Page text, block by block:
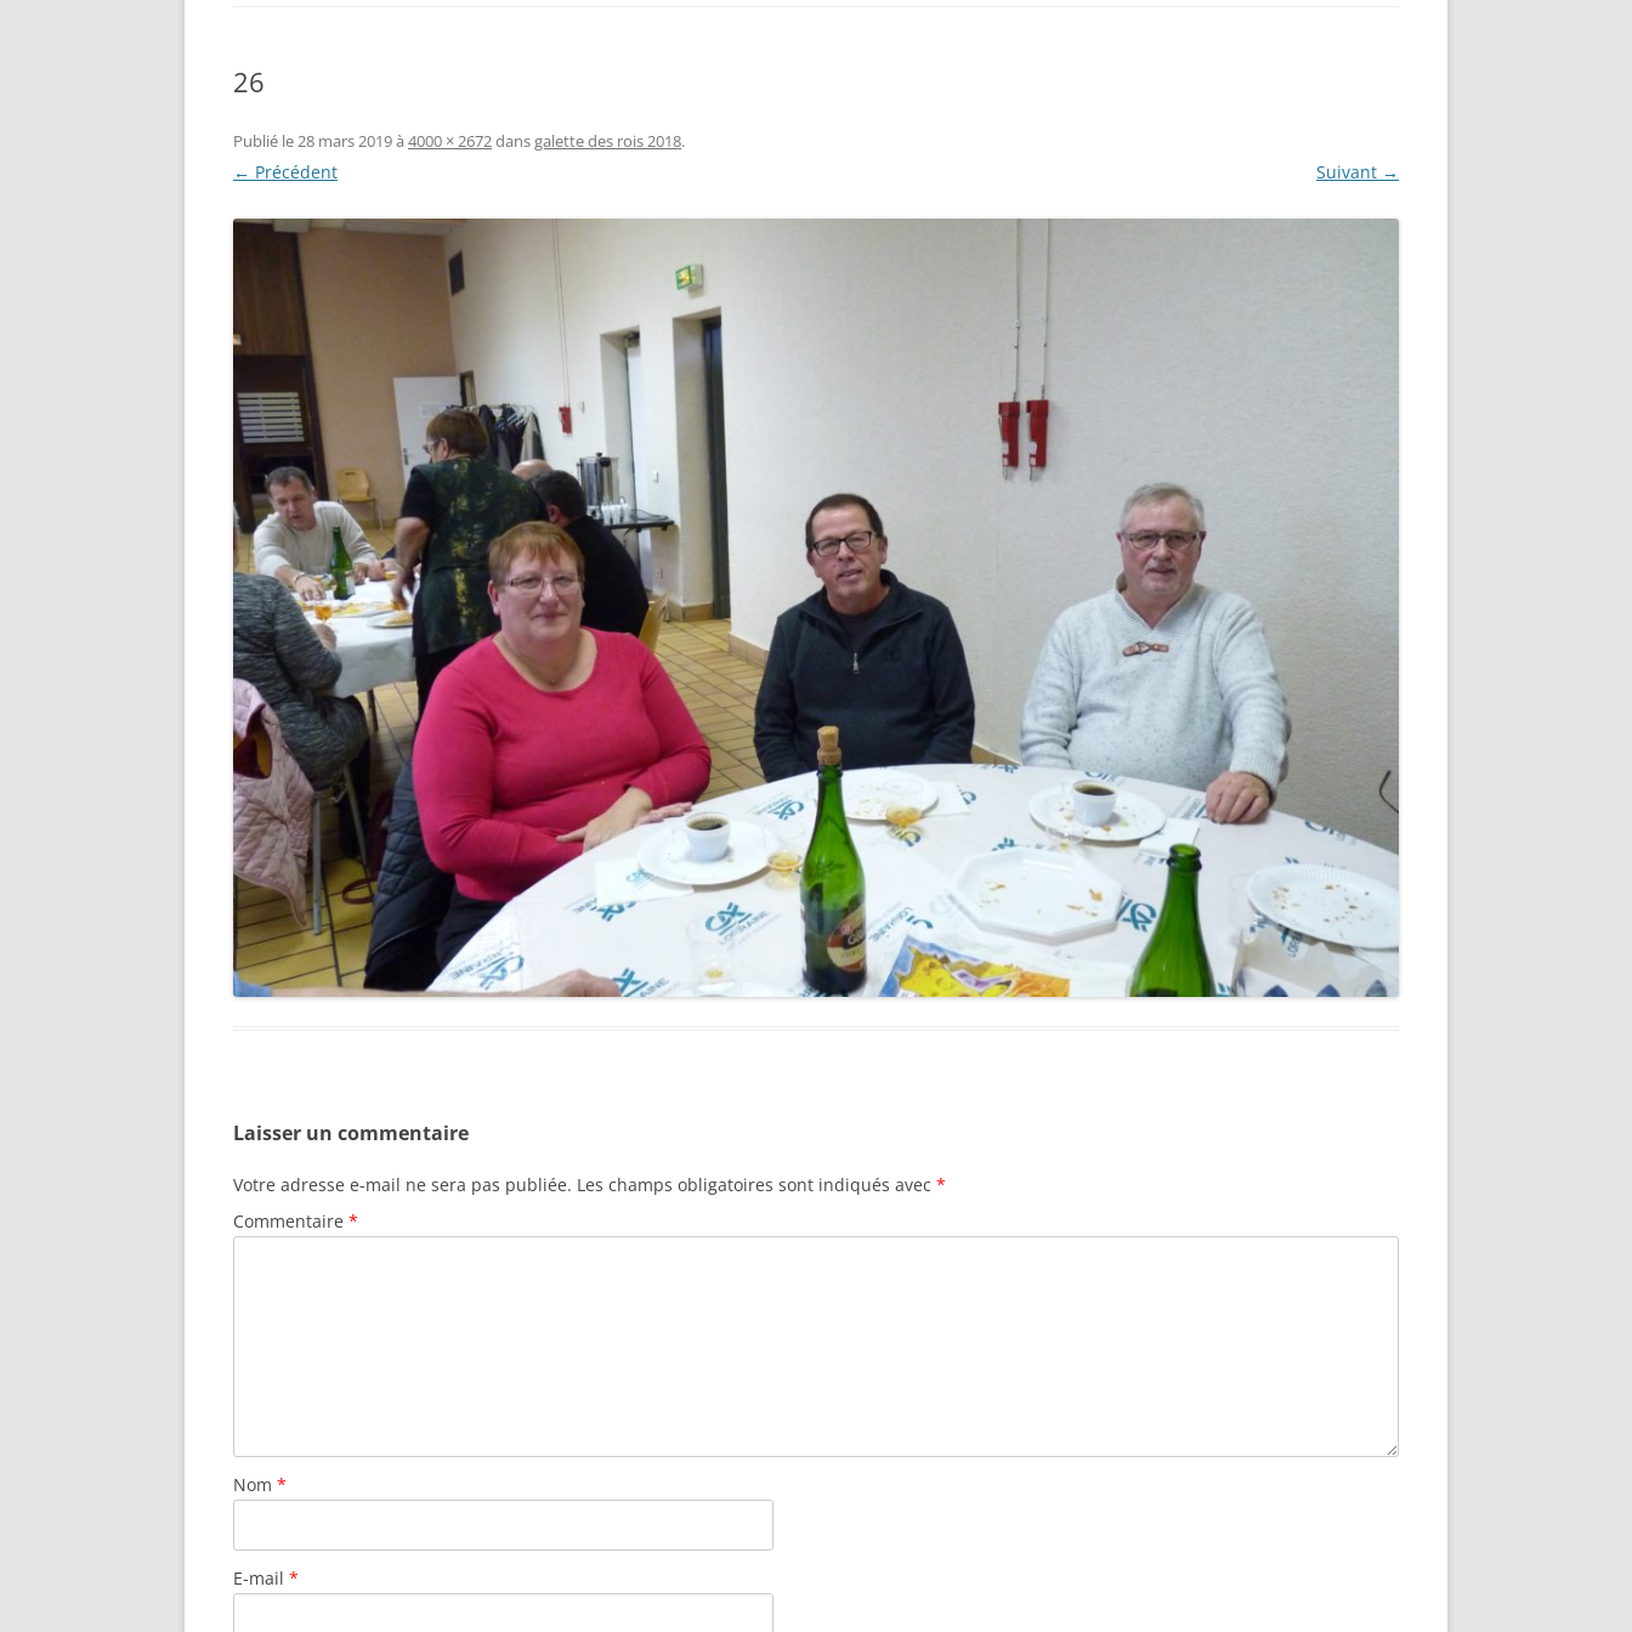
26
Publié le28 mars 2019à 4000 × 2672dansgalette des rois 2018.
← Précédent Suivant →
Laisser un commentaire
Votre adresse e-mail ne sera pas publiée. Les champs obligatoires sont indiqués avec *
Commentaire *
Nom *
E-mail *